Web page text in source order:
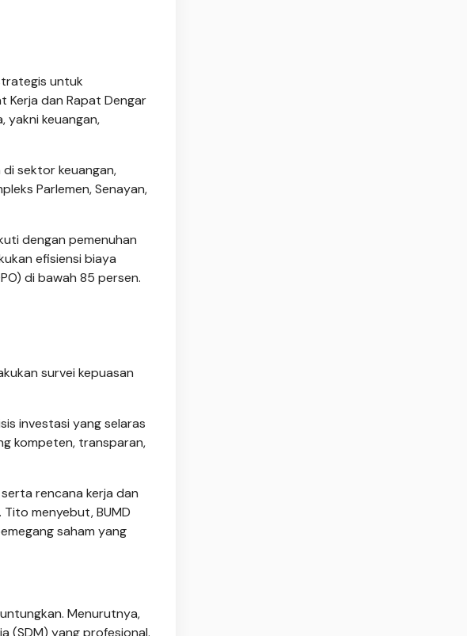
untuk
Kerja dan Rapat Dengar
yakni keuangan,
sektor keuangan,
Parlemen, Senayan,
dengan pemenuhan
efisiensi biaya
di bawah 85 persen.
survei kepuasan
investasi yang selaras
kompeten, transparan,
rencana kerja dan
menyebut, BUMD
saham yang
Menurutnya,
(SDM) yang profesional.